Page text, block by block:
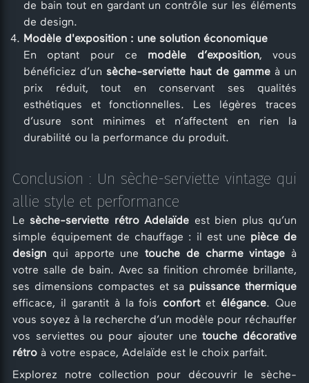
de bain tout en gardant un contrôle sur les éléments
de design.
Modèle d'exposition : une solution économique
En optant pour ce modèle d’exposition, vous
bénéficiez d’unsèche-serviette haut de gammeà un
prix réduit, tout en conservant ses qualités
esthétiques et fonctionnelles. Les légères traces
d’usure sont minimes et n’affectent en rien la
durabilité ou la performance du produit.
Conclusion : Un sèche-serviette vintage qui
allie style et performance
Lesèche-serviette rétro Adelaïde est bien plus qu’un
simple équipement de chauffage : il est une pièce de
design qui apporte une touche de charme vintage à
votre salle de bain. Avec sa finition chromée brillante,
ses dimensions compactes et sa puissance thermique
efficace, il garantit à la fois confortet élégance. Que
vous soyez à la recherche d’un modèle pour réchauffer
vos serviettes ou pour ajouter unetouche décorative
rétro à votre espace, Adelaïde est le choix parfait.
Explorez notre collection pour découvrir le sèche-